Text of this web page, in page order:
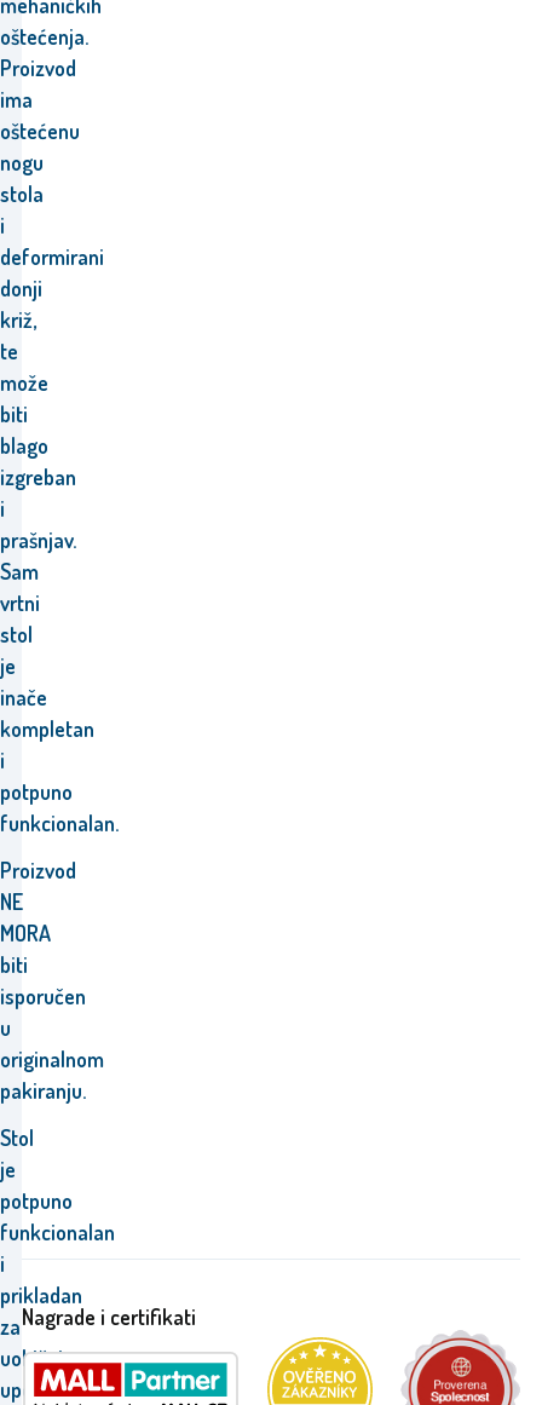
oštećenja.
Proizvod
ima
oštećenu
nogu
stola
i
deformirani
donji
križ,
te
može
biti
blago
izgreban
i
prašnjav.
Sam
vrtni
stol
je
inače
kompletan
i
potpuno
funkcionalan.
Proizvod
NE
MORA
biti
isporučen
u
originalnom
pakiranju.
Stol
je
potpuno
funkcionalan
i
prikladan
za
uobičajenu
upotrebu.
Nagrade i certifikati